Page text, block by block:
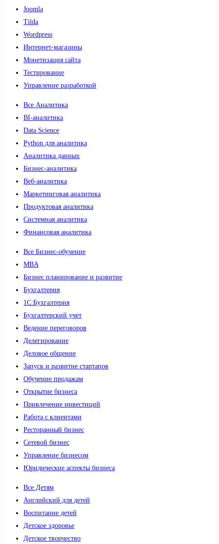
Joomla
Tilda
Wordpress
Интернет-магазины
Монетизация сайта
Тестирование
Управление разработкой
Все Аналитика
BI-аналитика
Data Science
Python для аналитика
Аналитика данных
Бизнес-аналитика
Веб-аналитика
Маркетинговая аналитика
Продуктовая аналитика
Системная аналитика
Финансовая аналитика
Все Бизнес-обучение
MBA
Бизнес планирование и развитие
Бухгалтерия
1C:Бухгалтерия
Бухгалтерский учет
Ведение переговоров
Делегирование
Деловое общение
Запуск и развитие стартапов
Обучение продажам
Открытие бизнеса
Привлечение инвестиций
Работа с клиентами
Ресторанный бизнес
Сетевой бизнес
Управление бизнесом
Юридические аспекты бизнеса
Все Детям
Английский для детей
Воспитание детей
Детское здоровье
Детское творчество